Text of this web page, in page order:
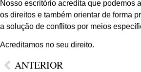
Nosso escritório acredita que podemos
os direitos e também orientar de forma
a solução de conflitos por meios
Acreditamos no seu direito.
ANTERIOR